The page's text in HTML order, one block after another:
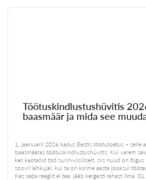
Töötuskindlustushüvitis
baasmäär ja mida see
1. jaanuaril 2026 kadus Eestis töötutoetus – selle
baasmääras töötuskindlustushüvitis. Kui varem
kes kaotasid töö sunniviisiliselt, siis nüüd on õigus
soovil lahkujal, kui ta on kolme aasta jooksul
Kes seda reeglit ei tea, jääb kergesti rahast ilma.